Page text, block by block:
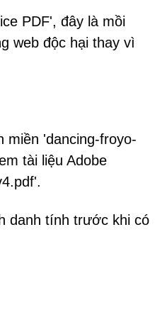
PDF', đây là mồi
web độc hại thay vì
'dancing-froyo-
tài liệu Adobe
danh tính trước khi có